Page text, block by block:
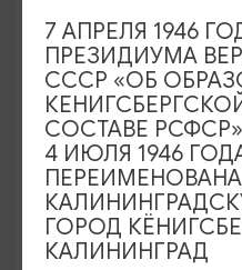
МАСТЕР-КЛАССЫ
Мастер-классы
Бодяковой
7 АПРЕЛЯ 1946
ПРЕЗИДИУМА
СССР «ОБ
СОСТАВЕ РСФСР»
4 ИЮЛЯ 1946
ГОРОД
КАЛИНИНГРАД